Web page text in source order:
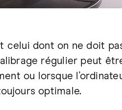
celui dont on ne doit
régulier peut
ou lorsque
optimale.